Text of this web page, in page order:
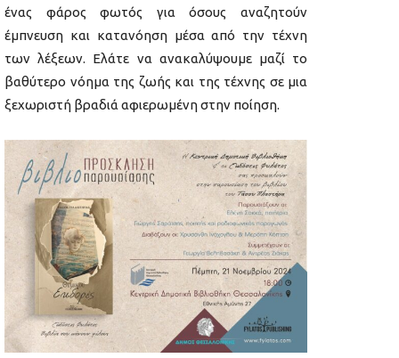
ένας φάρος φωτός για όσους αναζητούν
έμπνευση και κατανόηση μέσα από την τέχνη
των λέξεων. Ελάτε να ανακαλύψουμε μαζί το
βαθύτερο νόημα της ζωής και της τέχνης σε μια
ξεχωριστή βραδιά αφιερωμένη στην ποίηση.